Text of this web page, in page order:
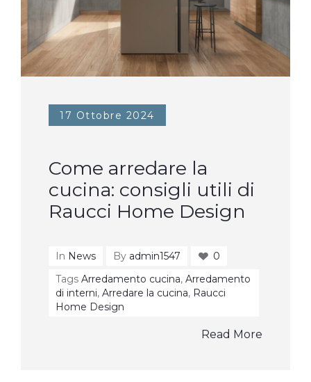
17 Ottobre 2024
Come arredare la
cucina: consigli utili di
Raucci Home Design
In News By admin1547
0
Tags Arredamento cucina, Arredamento
di interni, Arredare la cucina, Raucci
Home Design
Read More